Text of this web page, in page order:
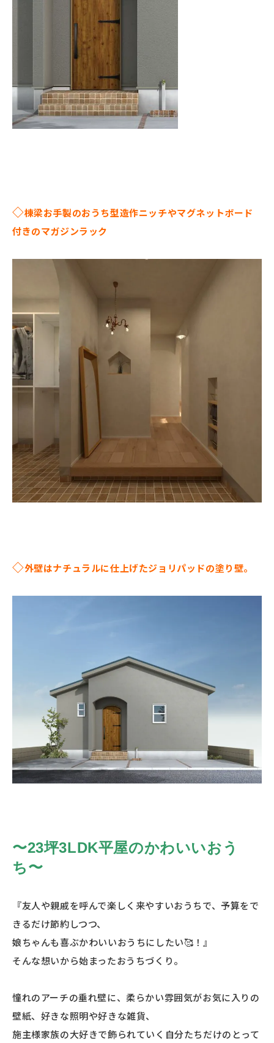
◇棟梁お手製のおうち型造作ニッチやマグネットボード
付きのマガジンラック
◇外壁はナチュラルに仕上げたジョリパッドの塗り壁。
〜23坪3LDK平屋のかわいいおう
ち〜
『友人や親戚を呼んで楽しく来やすいおうちで、予算をで
きるだけ節約しつつ、
娘ちゃんも喜ぶかわいいおうちにしたい🥰！』
そんな想いから始まったおうちづくり。
憧れのアーチの垂れ壁に、柔らかい雰囲気がお気に入りの
壁紙、好きな照明や好きな雑貨、
施主様家族の大好きで飾られていく自分たちだけのとって